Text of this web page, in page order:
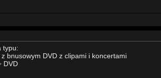
typu:
bnusowym DVD z clipami i koncertami
DVD